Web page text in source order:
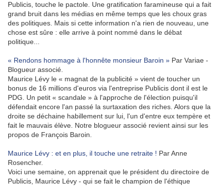
Publicis, touche le pactole. Une gratification faramineuse qui a fait
grand bruit dans les médias en même temps que les choux gras
des politiques. Mais si cette information n'a rien de nouveau, une
chose est sûre : elle arrive à point nommé dans le débat
politique...
« Rendons hommage à l'honnête monsieur Baroin » Par Variae -
Blogueur associé.
Maurice Lévy le « magnat de la publicité » vient de toucher un
bonus de 16 millions d'euros via l'entreprise Publicis dont il est le
PDG. Un petit « scandale » à l'approche de l'élection puisqu'il
défendait encore l'an passé la surtaxation des riches. Alors que la
droite se déchaine habillement sur lui, l'un d'entre eux tempère et
fait le mauvais élève. Notre blogueur associé revient ainsi sur les
propos de François Baroin.
Maurice Lévy : et en plus, il touche une retraite ! Par Anne
Rosencher.
Voici une semaine, on apprenait que le président du directoire de
Publicis, Maurice Lévy - qui se fait le champion de l'éthique